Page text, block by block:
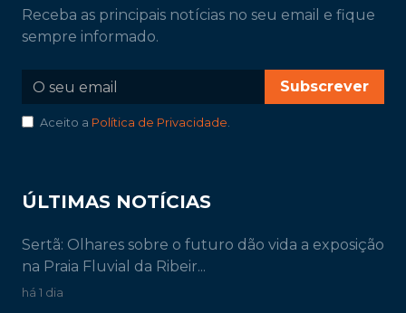
Receba as principais notícias no seu email e fique
sempre informado.
Subscrever
Aceito a Política de Privacidade.
ÚLTIMAS NOTÍCIAS
Sertã: Olhares sobre o futuro dão vida a exposição
na Praia Fluvial da Ribeir...
há 1 dia